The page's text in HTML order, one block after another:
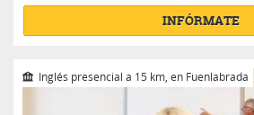
INFÓRMATE
Inglés presencial a 15 km, en Fuenlabrada